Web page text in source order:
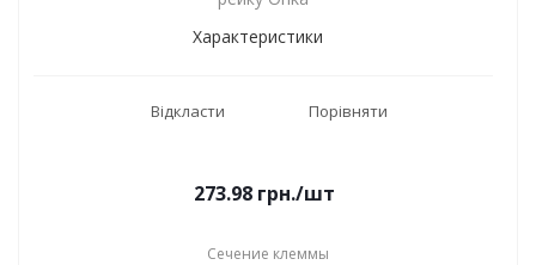
Характеристики
Відкласти Порівняти
273.98грн./шт
Сечение клеммы